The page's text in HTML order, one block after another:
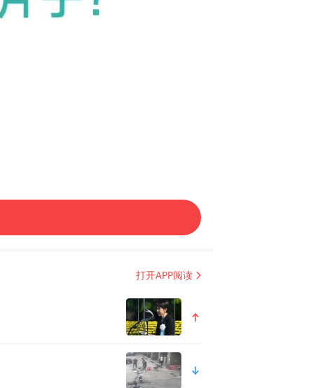
low？”对方却回答：“你的工
多与普通人生活息息相关的行
打开APP阅读